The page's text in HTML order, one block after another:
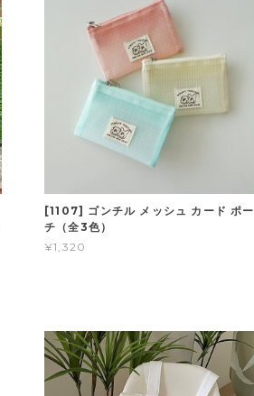
[1107] ゴンチル メッシュ カード ポー
チ（全3色）
¥1,320